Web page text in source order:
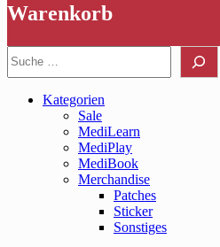
Warenkorb
Kategorien
Sale
MediLearn
MediPlay
MediBook
Merchandise
Patches
Sticker
Sonstiges